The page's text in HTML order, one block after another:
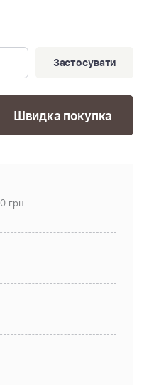
Застосувати
Швидка покупка
грн